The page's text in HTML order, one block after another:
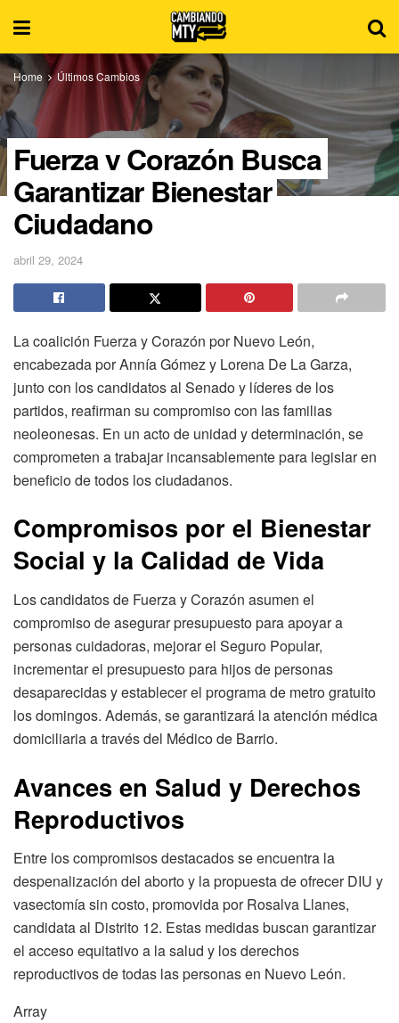
Home Últimos Cambios
Fuerza y Corazón Busca
Garantizar Bienestar
Ciudadano
abril 29, 2024
La coalición Fuerza y Corazón por Nuevo León,
encabezada por Annía Gómez y Lorena De La Garza,
junto con los candidatos al Senado y líderes de los
partidos, reafirman su compromiso con las familias
neoleonesas. En un acto de unidad y determinación, se
comprometen a trabajar incansablemente para legislar en
beneficio de todos los ciudadanos.
Compromisos por el Bienestar
Social y la Calidad de Vida
Los candidatos de Fuerza y Corazón asumen el
compromiso de asegurar presupuesto para apoyar a
personas cuidadoras, mejorar el Seguro Popular,
incrementar el presupuesto para hijos de personas
desaparecidas y establecer el programa de metro gratuito
los domingos. Además, se garantizará la atención médica
domiciliaria a través del Médico de Barrio.
Avances en Salud y Derechos
Reproductivos
Entre los compromisos destacados se encuentra la
despenalización del aborto y la propuesta de ofrecer DIU y
vasectomía sin costo, promovida por Rosalva Llanes,
candidata al Distrito 12. Estas medidas buscan garantizar
el acceso equitativo a la salud y los derechos
reproductivos de todas las personas en Nuevo León.
Array